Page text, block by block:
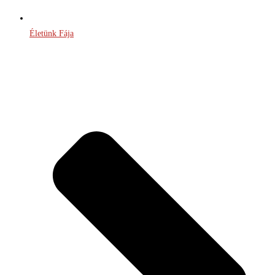
Életünk Fája